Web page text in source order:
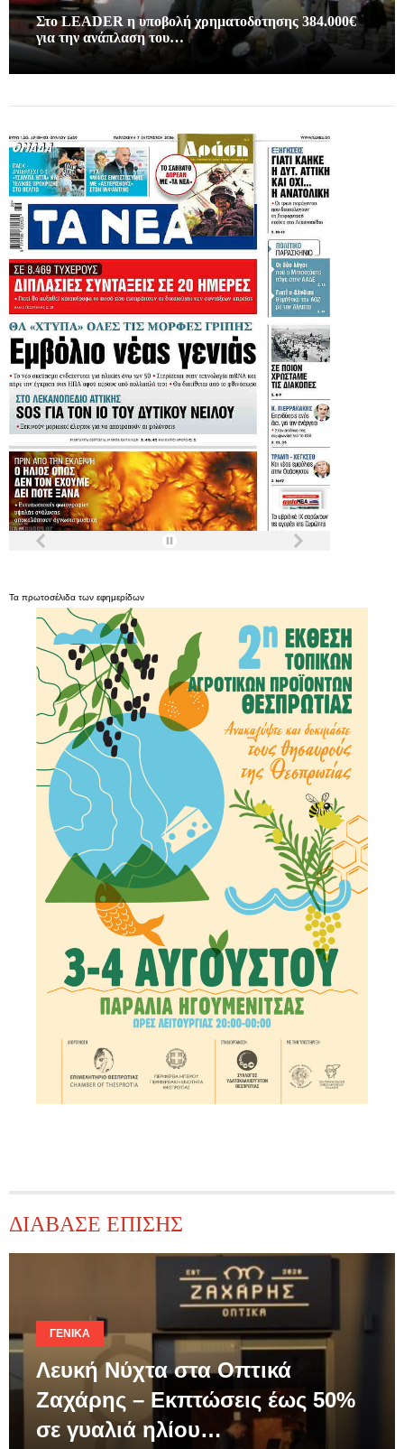
Στο LEADER η υποβολή χρηματοδοτησης 384.000€
για την ανάπλαση του…
Τα πρωτοσέλιδα των εφημερίδων
ΔΙΑΒΑΣΕ ΕΠΙΣΗΣ
ΓΕΝΙΚΆ
Λευκή Νύχτα στα Οπτικά
Ζαχάρης – Εκπτώσεις έως 50%
σε γυαλιά ηλίου…